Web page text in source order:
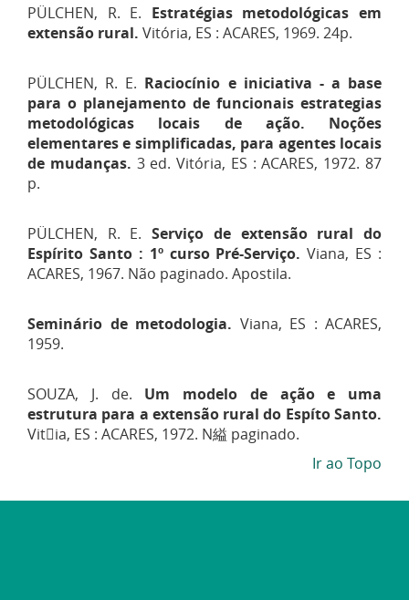
PÜLCHEN, R. E. Estratégias metodológicas em
extensão rural. Vitória, ES : ACARES, 1969. 24p.
PÜLCHEN, R. E. Raciocínio e iniciativa - a base
para o planejamento de funcionais estrategias
metodológicas locais de ação. Noções
elementares e simplificadas, para agentes locais
de mudanças. 3 ed. Vitória, ES : ACARES, 1972. 87
p.
PÜLCHEN, R. E.Serviço de extensão rural do
Espírito Santo : 1º curso Pré-Serviço. Viana, ES :
ACARES, 1967. Não paginado. Apostila.
Seminário de metodologia. Viana, ES : ACARES,
1959.
SOUZA, J. de. Um modelo de ação e uma
estrutura para a extensão rural do Espíto Santo.
Vitia, ES : ACARES, 1972. N縊 paginado.
Ir ao Topo